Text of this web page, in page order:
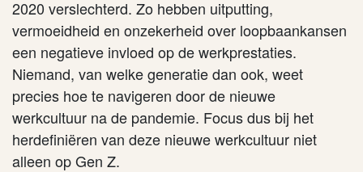
2020 verslechterd. Zo hebben uitputting,
vermoeidheid en onzekerheid over loopbaankansen
een negatieve invloed op de werkprestaties.
Niemand, van welke generatie dan ook, weet
precies hoe te navigeren door de nieuwe
werkcultuur na de pandemie. Focus dus bij het
herdefiniëren van deze nieuwe werkcultuur niet
alleen op Gen Z.